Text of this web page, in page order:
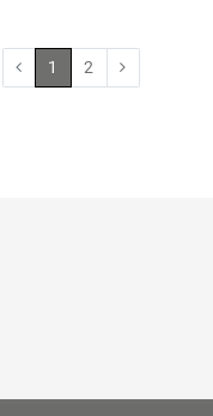
1 2